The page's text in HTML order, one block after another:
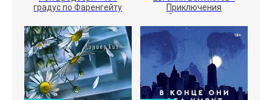
градус по Фаренгейту
Приключения
Электроника